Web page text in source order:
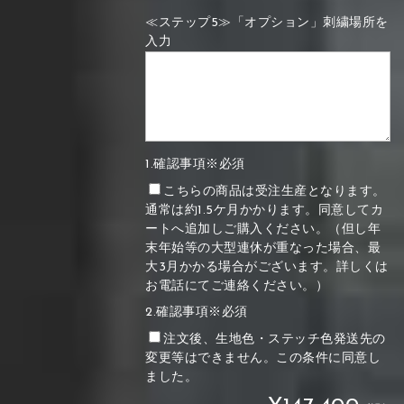
≪ステップ5≫「オプション」刺繍場所を
入力
1.確認事項※必須
こちらの商品は受注生産となります。
通常は約1.5ケ月かかります。同意してカ
ートへ追加しご購入ください。（但し年
末年始等の大型連休が重なった場合、最
大3月かかる場合がございます。詳しくは
お電話にてご連絡ください。）
2.確認事項※必須
注文後、生地色・ステッチ色発送先の
変更等はできません。この条件に同意し
ました。